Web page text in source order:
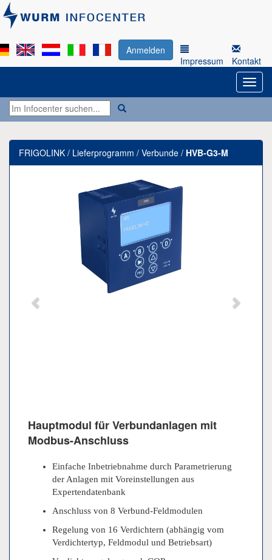
Anmelden
Impressum
Kontakt
FRIGOLINK / Lieferprogramm / Verbunde / HVB-G3-M
Hauptmodul für Verbundanlagen mit
Modbus-Anschluss
Einfache Inbetriebnahme durch Parametrierung
der Anlagen mit Voreinstellungen aus
Expertendatenbank
Anschluss von 8 Verbund-Feldmodulen
Regelung von 16 Verdichtern (abhängig vom
Verdichtertyp, Feldmodul und Betriebsart)